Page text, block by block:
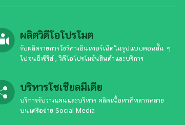
ผลิตวิดีโอโปรโมต
รับผลิตรายการโชว์ทางอินเทอร์เน็ตในรูปแบบตอนสั้น ๆ
ไปจนถึงซีรีส์ , วิดีโอโปรโมชั่นสินค้าและบริการ
บริหารโซเชียลมีเดีย
บริการรับวางแผนและบริหาร ผลิตเนื้อหาที่หลากหลาย
บนเครือข่าย Social Media